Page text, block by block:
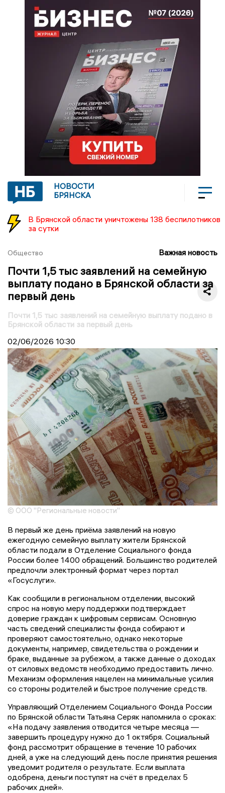
НОВОСТИ
БРЯНСКА
В Брянской области уничтожены 138 беспилотников
за сутки
Общество Важная новость
Почти 1,5 тыс заявлений на семейную
выплату подано в Брянской области за
первый день
Почти 1,5 тыс заявлений на семейную выплату подано в
Брянской области за первый день
02/06/2026 10:30
© ООО "Региональные новости"
В первый же день приёма заявлений на новую
ежегодную семейную выплату жители Брянской
области подали в Отделение Социального фонда
России более 1400 обращений. Большинство родителей
предпочли электронный формат через портал
«Госуслуги».
Как сообщили в региональном отделении, высокий
спрос на новую меру поддержки подтверждает
доверие граждан к цифровым сервисам. Основную
часть сведений специалисты фонда собирают и
проверяют самостоятельно, однако некоторые
документы, например, свидетельства о рождении и
браке, выданные за рубежом, а также данные о доходах
от силовых ведомств необходимо предоставить лично.
Механизм оформления нацелен на минимальные усилия
со стороны родителей и быстрое получение средств.
Управляющий Отделением Социального Фонда России
по Брянской области Татьяна Серяк напомнила о сроках:
«На подачу заявления отводится четыре месяца —
завершить процедуру нужно до 1 октября. Социальный
фонд рассмотрит обращение в течение 10 рабочих
дней, а уже на следующий день после принятия решения
уведомит родителя о результате. Если выплата
одобрена, деньги поступят на счёт в пределах 5
рабочих дней».